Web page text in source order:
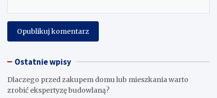
Ostatnie wpisy
Dlaczego przed zakupem domu lub mieszkania warto
zrobić ekspertyzę budowlaną?